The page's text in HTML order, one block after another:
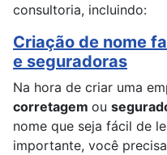
consultoria, incluindo:
Criação de nome
e seguradoras
Na hora de criar uma
corretagem ou
nome que seja fácil de
importante, você